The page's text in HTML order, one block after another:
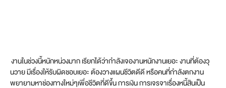
งานในช่วงนี้หนักหน่วงมาก เรียกได้ว่ากำลังเจองานหนักงานเยอะ งานที่ต้องวุ
นวาย มีเรื่องให้รับผิดชอบเยอะ ต้องวางแผนชีวิตดีดี หรือคนที่กำลังตกงาน
พยายามหาช่องทางใหม่ๆเพื่อชีวิตที่ดีขึ้น การเงิน การเจรจาเรื่องหนี้สินเป็น